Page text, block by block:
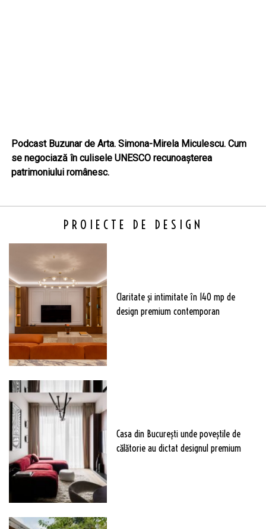
Podcast Buzunar de Arta. Simona-Mirela Miculescu. Cum
se negociază în culisele UNESCO recunoașterea
patrimoniului românesc.
PROIECTE DE DESIGN
Claritate şi intimitate în 140 mp de
design premium contemporan
Casa din București unde poveștile de
călătorie au dictat designul premium